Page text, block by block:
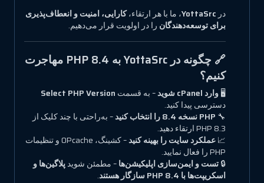
در YottaSrc، ما با هر ارتقاء،کارایی، امنیت و انعطاف‌پذیری
برای توسعه‌دهندگان را در اولویت قرار می‌دهیم.
🔗 چگونه در YottaSrc به PHP 8.4 مهاجرت
کنیم؟
🖥وارد cPanel شوید – به قسمت Select PHP Version
دسترسی پیدا کنید.
🔧 PHP نسخه 8.4 را انتخاب کنید
– به‌راحتی با چند کلیک از
PHP 8.3 ارتقاء دهید.
📈عملکرد سایت را بهینه کنید
– کشینگ، OPcache و تنظیمات
PHP را فعال نمایید.
🔒تست و ایمن‌سازی اپلیکیشن‌ها– مطمئن شویدپلاگین‌ها و
اسکریپت‌ها با PHP 8.4 سازگار هستند
.